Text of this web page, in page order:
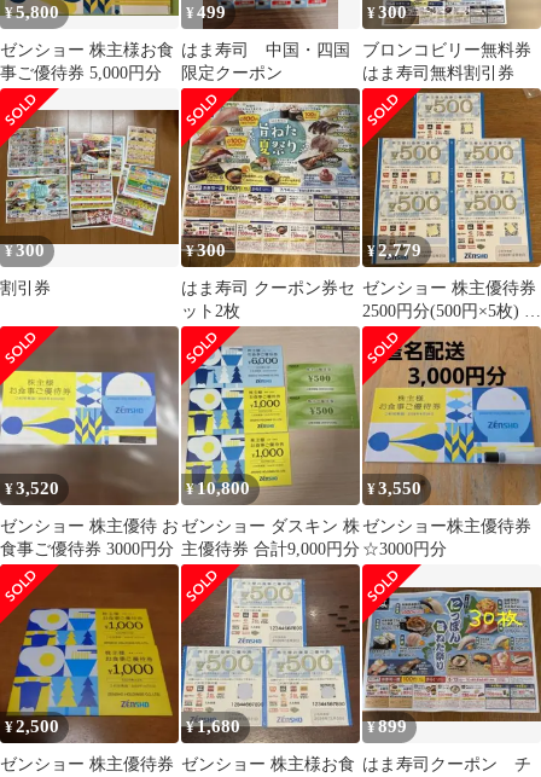
¥5,800
ゼンショー 株主様お食
事ご優待券 5,000円分
¥499
はま寿司 中国・四国
限定クーポン
¥300
ブロンコビリー無料券
はま寿司無料割引券
¥300
割引券
¥300
はま寿司 クーポン券セ
ット2枚
¥2,779
ゼンショー 株主優待券
2500円分(500円×5枚) す
き家 はま寿司
¥3,520
ゼンショー 株主優待 お
食事ご優待券 3000円分
¥10,800
ゼンショー ダスキン 株
主優待券 合計9,000円分
¥3,550
ゼンショー株主優待券
☆3000円分
¥2,500
ゼンショー 株主優待券
¥1,680
ゼンショー 株主様お食
¥899
はま寿司クーポン チ